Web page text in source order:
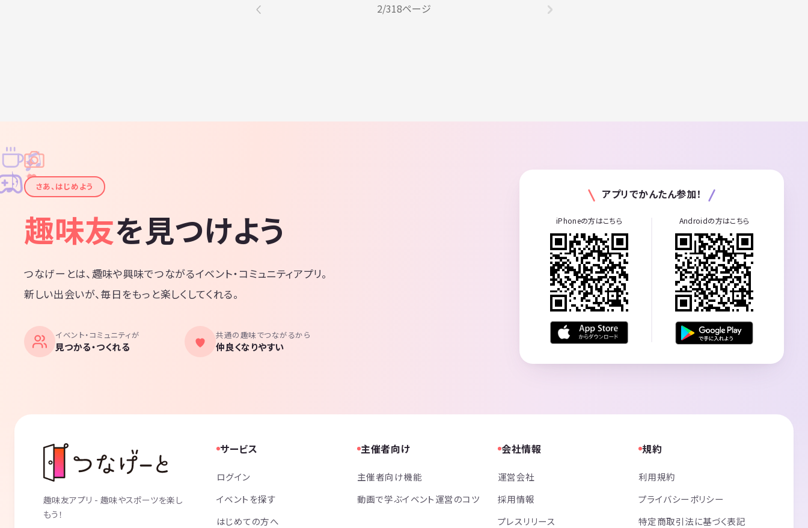
2/318ページ
✦
✦
✧
✧
♪
♫
さあ、はじめよう
趣味友を見つけよう
つなげーとは、趣味や興味でつながるイベント・コミュニティアプリ。
新しい出会いが、毎日をもっと楽しくしてくれる。
イベント・コミュニティが
見つかる・つくれる
共通の趣味でつながるから
仲良くなりやすい
アプリでかんたん参加！
iPhoneの方はこちら Androidの方はこちら
趣味友アプリ - 趣味やスポーツを楽し
もう！
サービス
ログイン
イベントを探す
はじめての方へ
主催者向け
主催者向け機能
動画で学ぶイベント運営のコツ
会社情報
運営会社
採用情報
プレスリリース
規約
利用規約
プライバシーポリシー
特定商取引法に基づく表記